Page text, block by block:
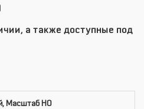
а также доступные под
Масштаб HO